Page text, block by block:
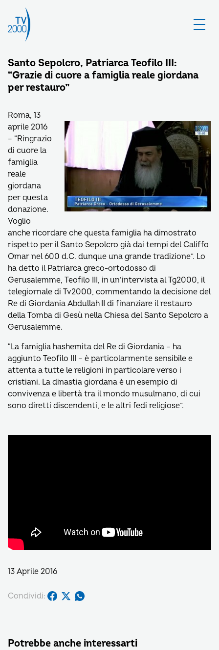
Santo Sepolcro, Patriarca Teofilo III:
“Grazie di cuore a famiglia reale giordana
per restauro”
Roma, 13
aprile 2016
– “Ringrazio
di cuore la
famiglia
reale
giordana
per questa
donazione.
Voglio
anche ricordare che questa famiglia ha dimostrato
rispetto per il Santo Sepolcro già dai tempi del Califfo
Omar nel 600 d.C. dunque una grande tradizione”. Lo
ha detto il Patriarca greco-ortodosso di
Gerusalemme, Teofilo III, in un’intervista al Tg2000, il
telegiornale di Tv2000, commentando la decisione del
Re di Giordania Abdullah II di finanziare il restauro
della Tomba di Gesù nella Chiesa del Santo Sepolcro a
Gerusalemme.
“La famiglia hashemita del Re di Giordania – ha
aggiunto Teofilo III – è particolarmente sensibile e
attenta a tutte le religioni in particolare verso i
cristiani. La dinastia giordana è un esempio di
convivenza e libertà tra il mondo musulmano, di cui
sono diretti discendenti, e le altri fedi religiose”.
13 Aprile 2016
Condividi:
Potrebbe anche interessarti